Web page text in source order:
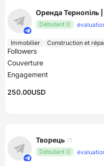
Оренда Тернопіль |
Débutant 0
Immobilier Construction et
Followers
Couverture
Engagement
250.00USD
Творець
Débutant 0